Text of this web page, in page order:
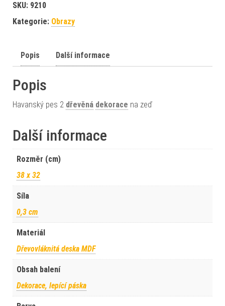
SKU: 9210
Kategorie: Obrazy
Popis Další informace
Popis
Havanský pes 2 dřevěná dekorace na zeď
Další informace
Rozměr (cm)
38 x 32
Síla
0,3 cm
Materiál
Dřevovláknitá deska MDF
Obsah balení
Dekorace, lepící páska